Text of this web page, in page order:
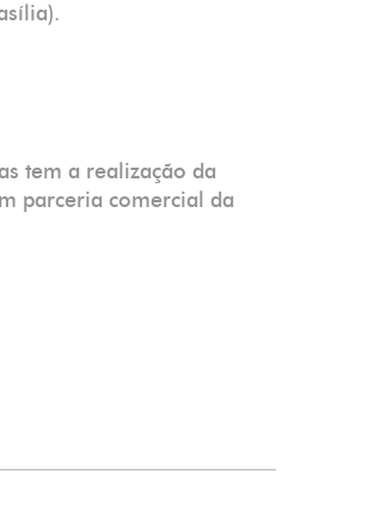
tem a realização da
parceria comercial da